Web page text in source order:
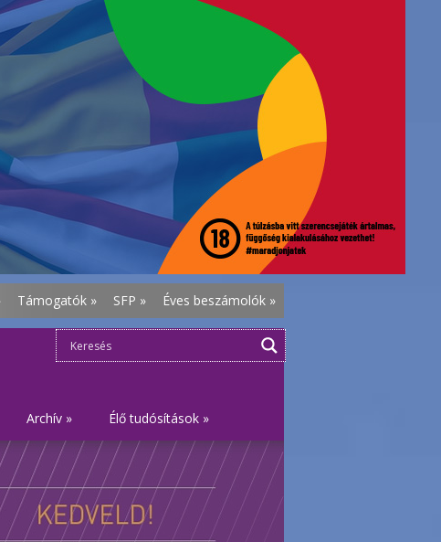
Támogatók » SFP » Éves beszámolók »
Archív » Élő tudósítások »